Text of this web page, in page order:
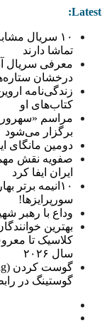
Latest:
۱۰ سریال
تماشا دارند
معرفی سریال
درخشان
زندگی‌نامه
کتاب‌های او
مراسم
برگزار می‌شود
دومین مانگای
صفویه نقش
ایران ایفا کرد
سورپرایزها!
وداع با رهبر
بهترین
کلاسیک تا
سال ۲۰۲۶
گوستینگ در